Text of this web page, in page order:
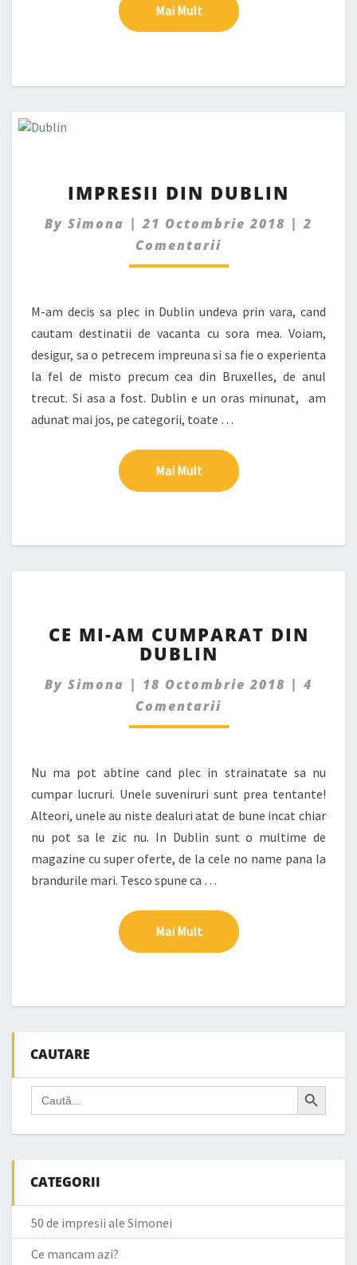
Mai MultMai Mult
DIN
IMPRESII DIN DUBLIN
By Simona |21 Octombrie 2018 |2
Comentarii
M-am decis sa plec in Dublin undeva prin vara, cand
cautam destinatii de vacanta cu sora mea. Voiam,
desigur, sa o petrecem impreuna si sa fie o experienta
la fel de misto precum cea din Bruxelles, de anul
trecut. Si asa a fost. Dublin e un oras minunat, am
adunat mai jos, pe categorii, toate …
Mai MultMai Mult
MI-
AM
DIN
DUBLIN
CE MI-AM CUMPARAT DIN
DUBLIN
By Simona | 18 Octombrie 2018 | 4
Comentarii
Nu ma pot abtine cand plec in strainatate sa nu
cumpar lucruri. Unele suveniruri sunt prea tentante!
Alteori, unele au niste dealuri atat de bune incat chiar
nu pot sa le zic nu. In Dublin sunt o multime de
magazine cu super oferte, de la cele no name pana la
brandurile mari. Tesco spune ca …
Mai MultMai Mult
CAUTARE
Search
for:
Search Button
CATEGORII
50 de impresii ale Simonei
Ce mancam azi?